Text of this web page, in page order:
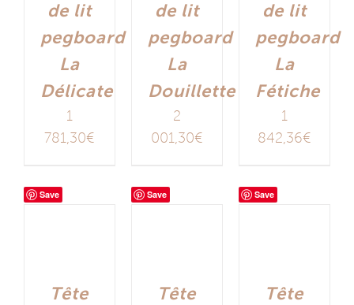
de lit
pegboard
La
Délicate
1
781,30€
de lit
pegboard
La
Douillette
2
001,30€
de lit
pegboard
La
Fétiche
1
842,36€
Save
Tête
Save
Tête
Save
Tête